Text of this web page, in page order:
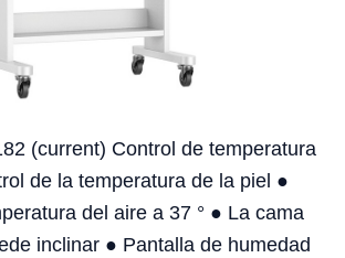
(current) Control de temperatura
de la temperatura de la piel ●
del aire a 37 ° ● La cama
inclinar ● Pantalla de humedad